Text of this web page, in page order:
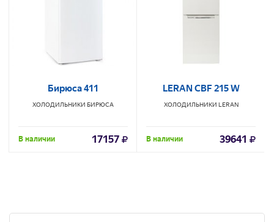
Бирюса 411
ХОЛОДИЛЬНИКИ БИРЮСА
В наличии 17157
LERAN CBF 215 W
ХОЛОДИЛЬНИКИ LERAN
В наличии 39641